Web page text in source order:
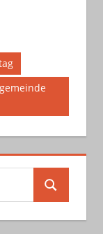
Suchen